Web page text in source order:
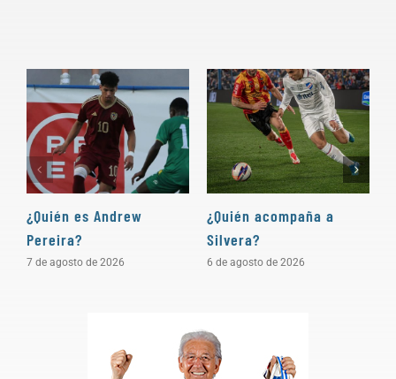
¿Quién es Andrew
Pereira?
7 de agosto de 2026
¿Quién acompaña a
Silvera?
6 de agosto de 2026